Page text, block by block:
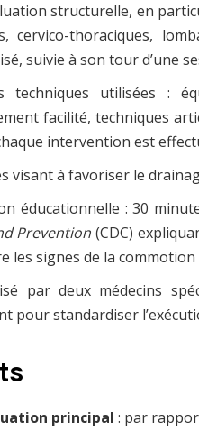
structurelle, en
cervico-thoraciques,
suivie à son tour d’une
techniques utilisées :
facilité, techniques
intervention est
visant à favoriser le
éducationnelle : 30
Prevention (CDC)
les signes de la
par deux médecins
pour standardiser
principal : par